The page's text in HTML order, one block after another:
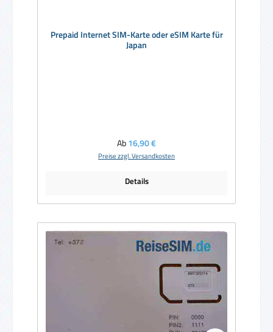
Prepaid Internet SIM-Karte oder eSIM Karte für
Japan
Regulärer Preis:
Ab16,90 €
Preise zzgl. Versandkosten
Details